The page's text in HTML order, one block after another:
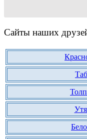
Сайты наших